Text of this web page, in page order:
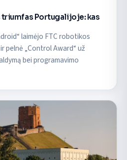
Portugalijoje: kas
laimėjo FTC robotikos
pelnė „Control Award“ už
bei programavimo